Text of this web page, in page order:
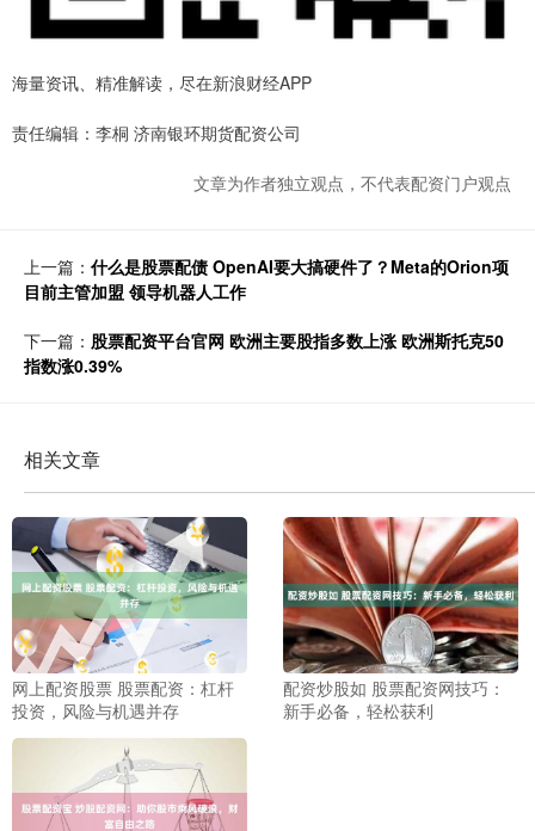
海量资讯、精准解读，尽在新浪财经APP
责任编辑：李桐 济南银环期货配资公司
文章为作者独立观点，不代表配资门户观点
上一篇： 什么是股票配债 OpenAI要大搞硬件了？Meta的Orion项
目前主管加盟 领导机器人工作
下一篇： 股票配资平台官网 欧洲主要股指多数上涨 欧洲斯托克50
指数涨0.39%
相关文章
网上配资股票 股票配资：杠杆
投资，风险与机遇并存
配资炒股如 股票配资网技巧：
新手必备，轻松获利